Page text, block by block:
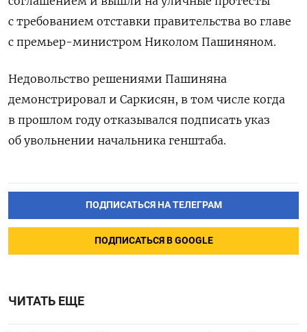
с требованием отставки правительства во главе
с премьер-министром Николом Пашиняном.
Недовольство решениями Пашиняна
демонстрировал и Саркисян, в том числе когда
в прошлом году отказывался подписать указ
об увольнении начальника генштаба.
ПОДПИСАТЬСЯ НА ТЕЛЕГРАМ
ПОДПИСАТЬСЯ В GOOGLE
ЧИТАТЬ ЕЩЕ